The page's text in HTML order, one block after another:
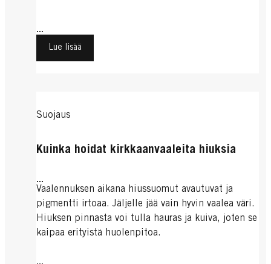
...
Lue lisää
Suojaus
Kuinka hoidat kirkkaanvaaleita hiuksia
...
Vaalennuksen aikana hiussuomut avautuvat ja
pigmentti irtoaa. Jäljelle jää vain hyvin vaalea väri.
Hiuksen pinnasta voi tulla hauras ja kuiva, joten se
kaipaa erityistä huolenpitoa.